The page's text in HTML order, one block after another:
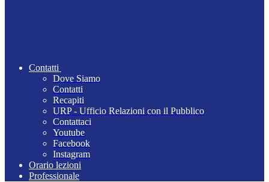
Contatti
Dove Siamo
Contatti
Recapiti
URP - Ufficio Relazioni con il Pubblico
Contattaci
Youtube
Facebook
Instagram
Orario lezioni
Professionale